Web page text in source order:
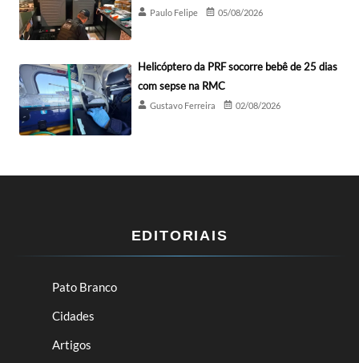
Paulo Felipe 05/08/2026
Helicóptero da PRF socorre bebê de 25 dias
com sepse na RMC
Gustavo Ferreira 02/08/2026
EDITORIAIS
Pato Branco
Cidades
Artigos